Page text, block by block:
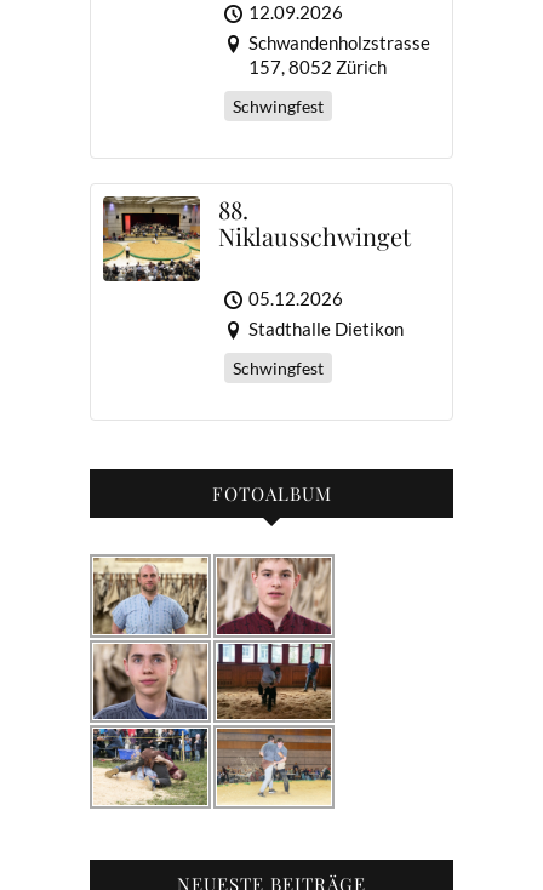
12.09.2026
Schwandenholzstrasse
157, 8052 Zürich
Schwingfest
88.
Niklausschwinget
05.12.2026
Stadthalle Dietikon
Schwingfest
FOTOALBUM
NEUESTE BEITRÄGE